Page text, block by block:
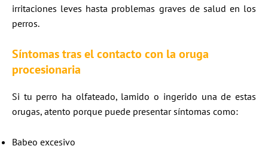
irritaciones leves hasta problemas graves de salud en los
perros.
Síntomas tras el contacto con la oruga
procesionaria
Si tu perro ha olfateado, lamido o ingerido una de estas
orugas, atento porque puede presentar síntomas como:
Babeo excesivo